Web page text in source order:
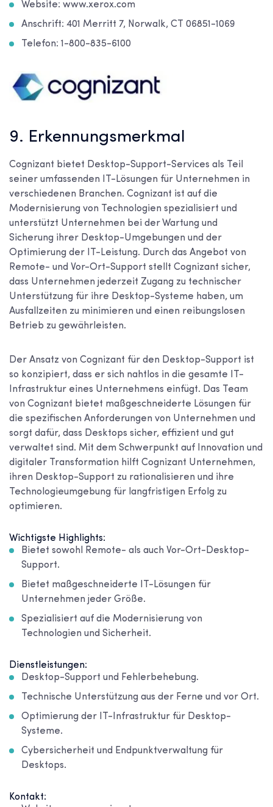
Website: www.xerox.com
Anschrift: 401 Merritt 7, Norwalk, CT 06851-1069
Telefon: 1-800-835-6100
9. Erkennungsmerkmal
Cognizant bietet Desktop-Support-Services als Teil
seiner umfassenden IT-Lösungen für Unternehmen in
verschiedenen Branchen. Cognizant ist auf die
Modernisierung von Technologien spezialisiert und
unterstützt Unternehmen bei der Wartung und
Sicherung ihrer Desktop-Umgebungen und der
Optimierung der IT-Leistung. Durch das Angebot von
Remote- und Vor-Ort-Support stellt Cognizant sicher,
dass Unternehmen jederzeit Zugang zu technischer
Unterstützung für ihre Desktop-Systeme haben, um
Ausfallzeiten zu minimieren und einen reibungslosen
Betrieb zu gewährleisten.
Der Ansatz von Cognizant für den Desktop-Support ist
so konzipiert, dass er sich nahtlos in die gesamte IT-
Infrastruktur eines Unternehmens einfügt. Das Team
von Cognizant bietet maßgeschneiderte Lösungen für
die spezifischen Anforderungen von Unternehmen und
sorgt dafür, dass Desktops sicher, effizient und gut
verwaltet sind. Mit dem Schwerpunkt auf Innovation und
digitaler Transformation hilft Cognizant Unternehmen,
ihren Desktop-Support zu rationalisieren und ihre
Technologieumgebung für langfristigen Erfolg zu
optimieren.
Wichtigste Highlights:
Bietet sowohl Remote- als auch Vor-Ort-Desktop-
Support.
Bietet maßgeschneiderte IT-Lösungen für
Unternehmen jeder Größe.
Spezialisiert auf die Modernisierung von
Technologien und Sicherheit.
Dienstleistungen:
Desktop-Support und Fehlerbehebung.
Technische Unterstützung aus der Ferne und vor Ort.
Optimierung der IT-Infrastruktur für Desktop-
Systeme.
Cybersicherheit und Endpunktverwaltung für
Desktops.
Kontakt: